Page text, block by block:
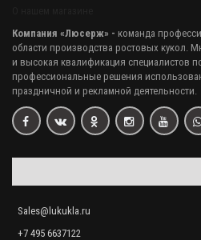
Компания «Люсерж» - команда
области производства ростовых кукол.
и высокая квалификация специалистов
профессиональные решения
праздничной и рекламной деятельности.
Sales@lukukla.ru
+7 495 6637122